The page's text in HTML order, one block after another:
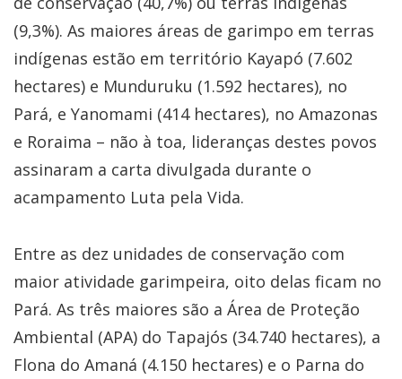
(9,3%). As maiores áreas de garimpo em terras
indígenas estão em território Kayapó (7.602
hectares) e Munduruku (1.592 hectares), no
Pará, e Yanomami (414 hectares), no Amazonas
e Roraima – não à toa, lideranças destes povos
assinaram a carta divulgada durante o
acampamento Luta pela Vida.
Entre as dez unidades de conservação com
maior atividade garimpeira, oito delas ficam no
Pará. As três maiores são a Área de Proteção
Ambiental (APA) do Tapajós (34.740 hectares), a
Flona do Amaná (4.150 hectares) e o Parna do